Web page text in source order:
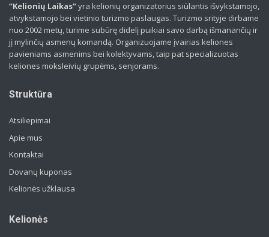
“Kelionių Laikas”yra kelionių organizatorius siūlantis išvykstamojo,
atvykstamojo bei vietinio turizmo paslaugas. Turizmo srityje dirbame
nuo 2002 metų, turime subūrę didelį puikiai savo darbą išmanančių ir
jį mylinčių asmenų komandą. Organizuojame įvairias keliones
pavieniams asmenims bei kolektyvams, taip pat specializuotas
keliones moksleivių grupėms, senjorams.
Struktūra
Atsiliepimai
Apie mus
Kontaktai
Dovanų kuponas
Kelionės užklausa
Kelionės